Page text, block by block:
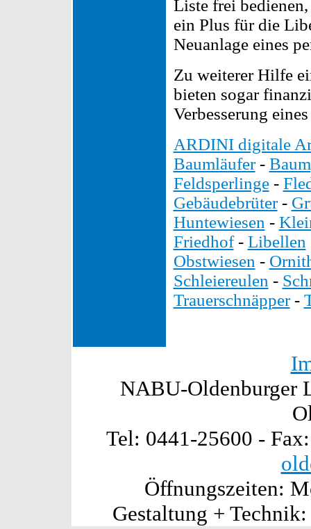
Liste frei
ein Plus für die
Neuanlage eines
Zu weiterer Hilfe
bieten sogar
Verbesserung
ARDINI digitale
Baumläufer-
Feldsperlinge-
Gebäudebrüter-
Huntewiesen -
Friedhof- Libellen
Obstwiesen -
Schleiereulen -
Trauerschnäpper-
NABU-Oldenburger
Tel: 0441-25600 -
Öffnungszeiten:
Gestaltung +